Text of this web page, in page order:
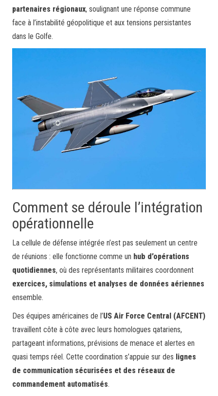
partenaires régionaux, soulignant une réponse commune
face à l’instabilité géopolitique et aux tensions persistantes
dans le Golfe.
Comment se déroule l’intégration
opérationnelle
La cellule de défense intégrée n’est pas seulement un centre
de réunions : elle fonctionne comme un hub d’opérations
quotidiennes, où des représentants militaires coordonnent
exercices, simulations et analyses de données aériennes
ensemble.
Des équipes américaines de l’US Air Force Central (AFCENT)
travaillent côte à côte avec leurs homologues qatariens,
partageant informations, prévisions de menace et alertes en
quasi temps réel. Cette coordination s’appuie sur des lignes
de communication sécurisées et des réseaux de
commandement automatisés.